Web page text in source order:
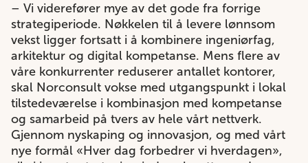
– Vi viderefører mye av det gode fra forrige
strategiperiode. Nøkkelen til å levere lønnsom
vekst ligger fortsatt i å kombinere ingeniørfag,
arkitektur og digital kompetanse. Mens flere av
våre konkurrenter reduserer antallet kontorer,
skal Norconsult vokse med utgangspunkt i lokal
tilstedeværelse i kombinasjon med kompetanse
og samarbeid på tvers av hele vårt nettverk.
Gjennom nyskaping og innovasjon, og med vårt
nye formål «Hver dag forbedrer vi hverdagen»,